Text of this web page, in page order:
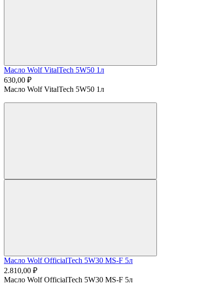
Масло Wolf VitalTech 5W50 1л
630,00 ₽
Масло Wolf VitalTech 5W50 1л
Масло Wolf OfficialTech 5W30 MS-F 5л
2.810,00 ₽
Масло Wolf OfficialTech 5W30 MS-F 5л